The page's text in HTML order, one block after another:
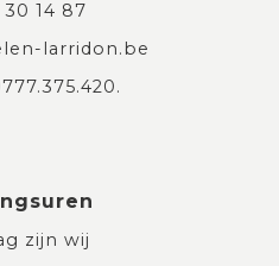
30 14 87
larridon.be
zijn wij